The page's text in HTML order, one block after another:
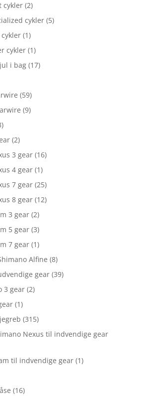
cykler (2)
cykler (5)
(1)
cykler (1)
i bag (17)
(59)
(9)
(2)
3 gear (16)
4 gear (1)
7 gear (25)
8 gear (12)
3 gear (2)
5 gear (3)
7 gear (1)
Alfine (8)
gear (39)
3 gear (2)
(1)
(315)
Nexus til indvendige gear
til indvendige gear (1)
(16)